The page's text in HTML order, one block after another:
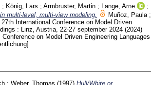
; König, Lars ; Armbruster, Martin ; Lange, Arne
;
multi-level, multi-view modeling. Muñoz, Paula ;
International Conference on Model Driven
: Linz, Austria, 22-27 september 2024 (2024)
on Model Driven Engineering Languages
; Weber, Thomas (1997) Hull/White or